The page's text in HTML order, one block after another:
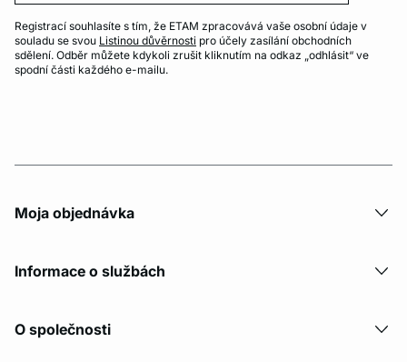
Registrací souhlasíte s tím, že ETAM zpracovává vaše osobní údaje v
souladu se svou Listinou důvěrnosti pro účely zasílání obchodních
sdělení. Odběr můžete kdykoli zrušit kliknutím na odkaz „odhlásit“ ve
spodní části každého e-mailu.
Moja objednávka
Informace o službách
O společnosti